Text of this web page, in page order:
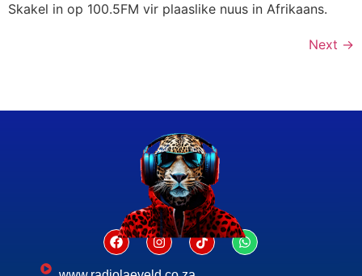
Skakel in op 100.5FM vir plaaslike nuus in Afrikaans.
Next →